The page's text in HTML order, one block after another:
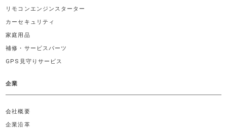
リモコンエンジンスターター
カーセキュリティ
家庭用品
補修・サービスパーツ
GPS見守りサービス
企業
会社概要
企業沿革